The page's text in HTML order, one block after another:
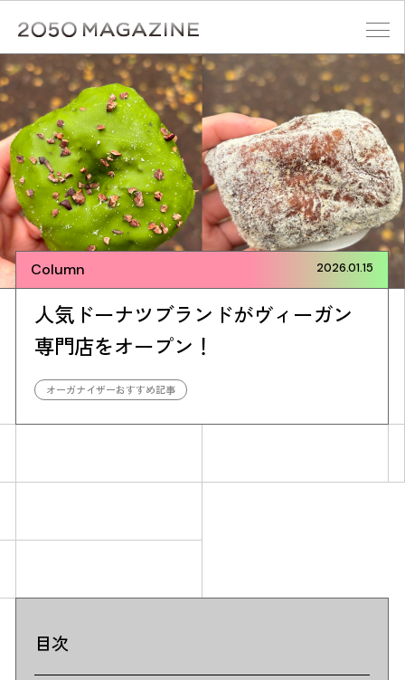
content
検索する
CO₂削減効果を測る
Column 2026.01.15
人気ドーナツブランドがヴィーガン
専門店をオープン！
オーガナイザーおすすめ記事
目次